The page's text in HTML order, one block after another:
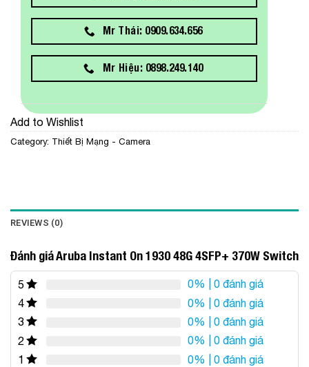
Mr Thái: 0909.634.656
Mr Hiệu: 0898.249.140
Add to Wishlist
Category: Thiết Bị Mạng - Camera
REVIEWS (0)
Đánh giá Aruba Instant On 1930 48G 4SFP+ 370W Switch
5 0% | 0 đánh giá
4
0% | 0 đánh giá
3
0% | 0 đánh giá
2
0% | 0 đánh giá
1
0% | 0 đánh giá